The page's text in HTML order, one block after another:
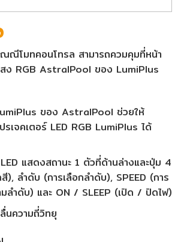
โมทคอนโทรล สามารถควมคุมที่หน้า
ง RGB AstralPool ของ LumiPlus
ของ AstralPool ช่วยให้
รเจคเตอร์ LED RGB LumiPlus ได้
แสดงสถานะ 1 ตัวที่ด้านล่างและปุ่ม 4
), ลำดับ (การเลือกลำดับ), SPEED (การ
มลำดับ) และ ON / SLEEP (เปิด / ปิดไฟ)
นความถี่วิทยุ